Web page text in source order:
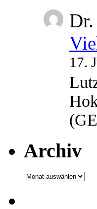
17.
Archiv
Archiv